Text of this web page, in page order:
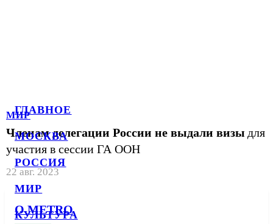
ГЛАВНОЕ
МОСКВА
РОССИЯ
МИР
КУЛЬТУРА
МИР
Членам делегации России не выдали визы для
участия в сессии ГА ООН
22 авг. 2023
О METRO